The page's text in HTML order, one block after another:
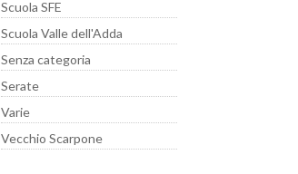
Scuola SFE
Scuola Valle dell'Adda
Senza categoria
Serate
Varie
Vecchio Scarpone